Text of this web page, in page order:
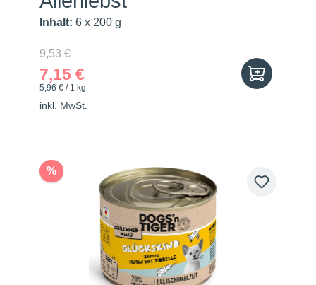
Inhalt: 6 x 200 g
9,53 €
7,15 €
5,96 € / 1 kg
inkl. MwSt.
%